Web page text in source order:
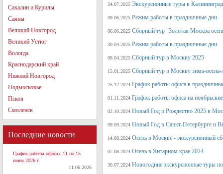
Сахалин и Курилы
Саяны
Великий Новгород
Великий Устюг
Вологда
Краснодарский край
Нижний Новгород
Подмосковье
Псков
Смоленск
Последние новости
График работы офиса с 11 по 15
июня 2026 г.
11.06.2026
24.07.2025 Экскурсионные туры в
09.06.2025 Режим работы в праздничные дни
06.06.2025 Сборный тур "Золотая Москва
30.04.2025 Режим работы в праздничные дни
08.04.2025 Сборный тур в Москву 2025
15.01.2025 Сборный тур в Москву зима-весна-
25.12.2024 График работы офиса в
01.11.2024 График работы офиса на
02.10.2024 Новый Год и Рождество 2025 в
09.09.2024 Новый Год в Санкт-Петербурге и
14.08.2024 Осень в Москве - экскурсионный
07.08.2024 Осень в Янтарном крае 2024
30.07.2024 Новогодние экскурсионные туры